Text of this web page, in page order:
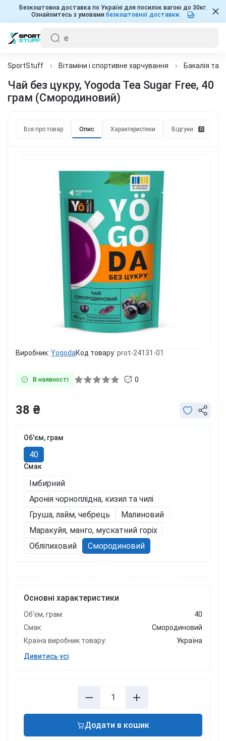
Безкоштовна доставка по Україні для посилок вагою до 30кг.
Ознайомтесь з умовами безкоштовної доставки.
SportStuff Вітаміни і спортивне харчування Бакалія та
Чай без цукру, Yogoda Tea Sugar Free, 40
грам (Смородиновий)
Все про товар Опис Характеристики Відгуки 0
Виробник: YogodaКод товару: prot-24131-01
В наявності 0
Об'єм, грам
40
Смак
Імбирний
Аронія чорноплідна, кизил та чилі
Груша, лайм, чебрець
Малиновий
Маракуйя, манго, мускатний горіх
Обліпиховий
Смородиновий
Основні характеристики
Об'єм, грам:
40
Смак:
Смородиновий
Країна виробник товару:
Україна
Дивитись усі
38 ₴
Додати в кошик